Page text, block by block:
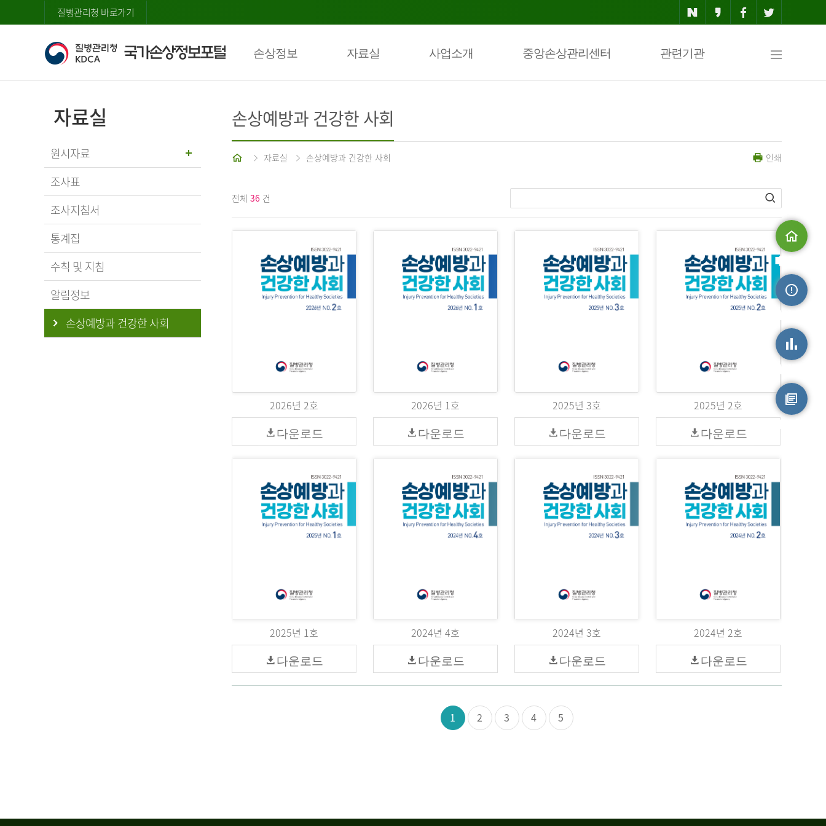
질병관리청 바로가기
손상정보 자료실 사업소개 중앙손상관리센터 관련기관
맵
자료실
원시자료
조사표
조사지침서
통계집
수칙 및 지침
알림정보
손상예방과 건강한 사회
손상예방과 건강한 사회
홈 자료실 손상예방과 건강한 사회 인쇄
전체 36 건
2026년 2호
다운로드
2026년 1호
다운로드
2025년 3호
다운로드
2025년 2호
다운로드
2025년 1호
다운로드
2024년 4호
다운로드
2024년 3호
다운로드
2024년 2호
다운로드
1 2 3 4 5
메인으로
원시자료